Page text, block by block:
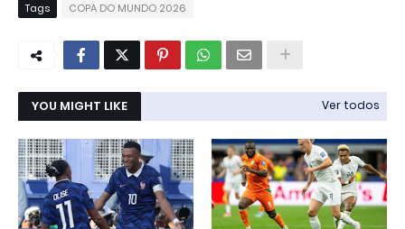
Tags COPA DO MUNDO 2026
YOU MIGHT LIKE Ver todos